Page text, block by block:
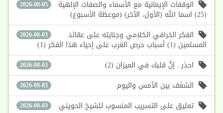
2026-08-05 الوقفات الإيمانية مع الأسماء والصفات الإلهية
(25) اسما الله (الأول، الآخر) (موعظة الأسبوع)
2026-08-03 الفكر الخرافي الكلامي وجنايته على عقائد
المسلمين (1) أسباب حرص الغرب على إحياء هذا الفكر (1)
2026-08-03 احذر.. إنَّ قلبك في الميزان (2)
2026-08-03 الشغف بين الأمس واليوم
2026-08-03 تعليق على التسريب المنسوب للشيخ الحويني